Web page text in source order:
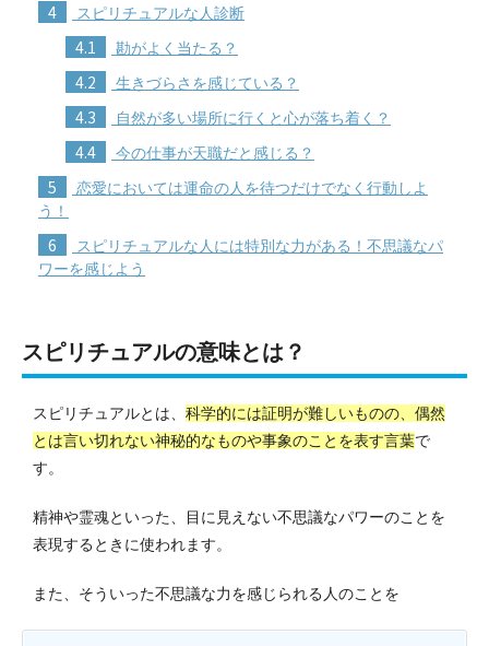
4 スピリチュアルな人診断
4.1 勘がよく当たる？
4.2 生きづらさを感じている？
4.3 自然が多い場所に行くと心が落ち着く？
4.4 今の仕事が天職だと感じる？
5
恋愛においては運命の人を待つだけでなく行動しよ
う！
6
スピリチュアルな人には特別な力がある！不思議なパ
ワーを感じよう
スピリチュアルの意味とは？
スピリチュアルとは、 科学的には証明が難しいものの、偶然
とは言い切れない神秘的なものや事象のことを表す言葉で
す。
精神や霊魂といった、目に見えない不思議なパワーのことを
表現するときに使われます。
また、そういった不思議な力を感じられる人のことを